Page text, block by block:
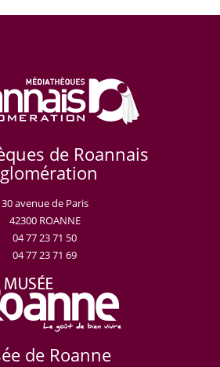
de Roannais
30 avenue de Paris
42300 ROANNE
04 77 23 71 50
04 77 23 71 69
de Roanne